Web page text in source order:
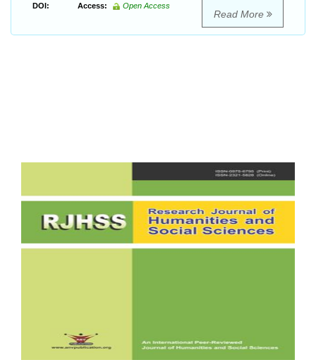
DOI: Access: Open Access
Read More